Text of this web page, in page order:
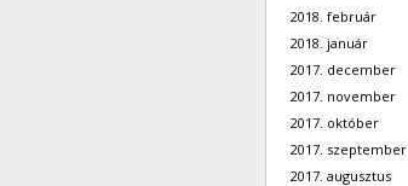
2018. február
2018. január
2017. december
2017. november
2017. október
2017. szeptember
2017. augusztus